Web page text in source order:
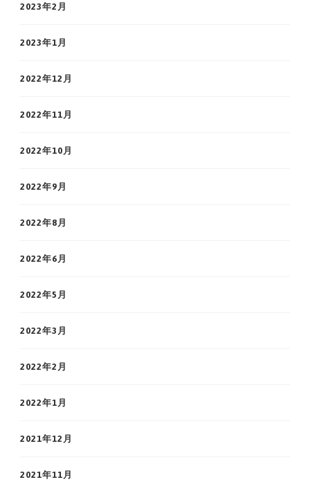
2023年2月
2023年1月
2022年12月
2022年11月
2022年10月
2022年9月
2022年8月
2022年6月
2022年5月
2022年3月
2022年2月
2022年1月
2021年12月
2021年11月